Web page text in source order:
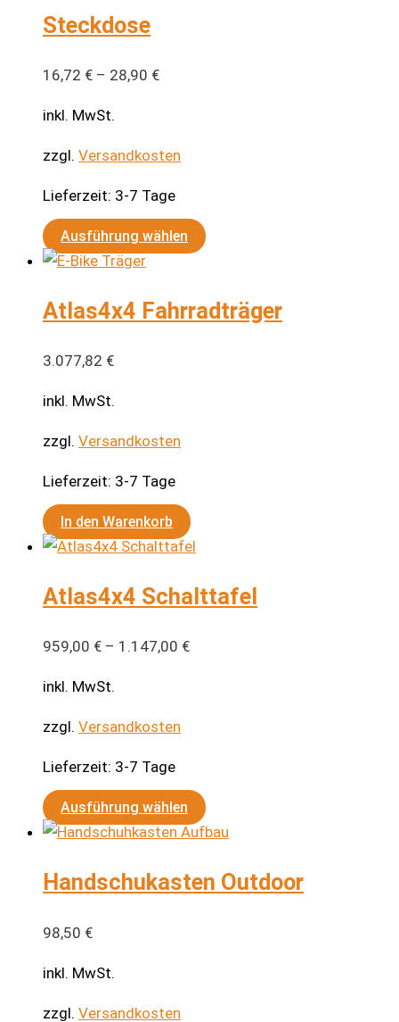
Steckdose
16,72 € – 28,90 €
inkl. MwSt.
zzgl. Versandkosten
Lieferzeit: 3-7 Tage
Ausführung wählen
Dieses
mehrere
Atlas4x4 Fahrradträger
3.077,82 €
inkl. MwSt.
zzgl. Versandkosten
Lieferzeit: 3-7 Tage
In den Warenkorb
Atlas4x4 Schalttafel
959,00 € – 1.147,00 €
inkl. MwSt.
zzgl. Versandkosten
Lieferzeit: 3-7 Tage
Ausführung wählen
Dieses
Produkt
mehrere
Handschukasten Outdoor
98,50 €
inkl. MwSt.
zzgl. Versandkosten